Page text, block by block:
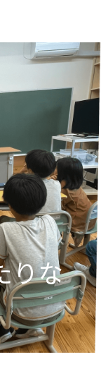
りな